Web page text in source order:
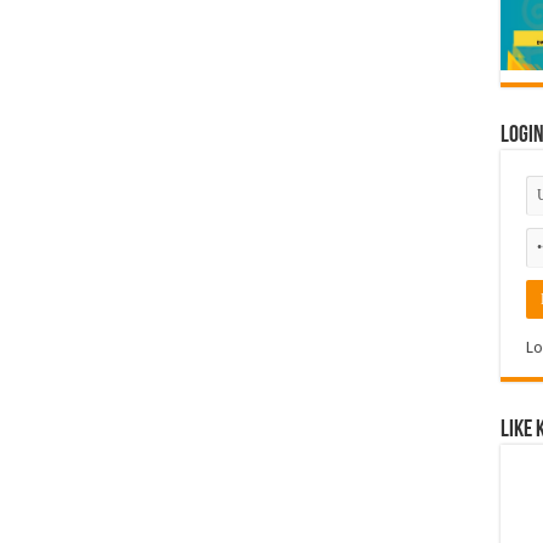
Login
Like